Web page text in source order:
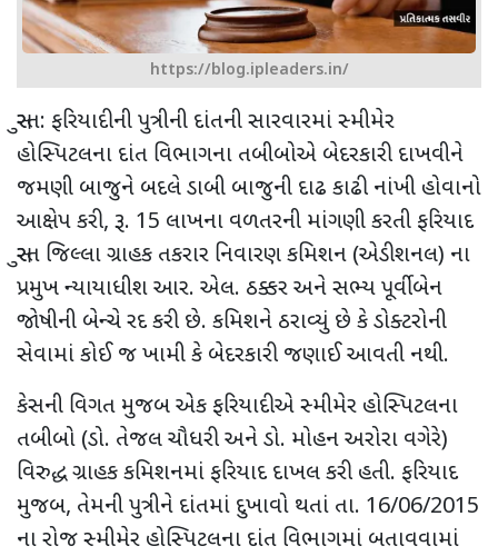
https://blog.ipleaders.in/
​સુરત: ફરિયાદીની પુત્રીની દાંતની સારવારમાં સ્મીમેર
હોસ્પિટલના દાંત વિભાગના તબીબોએ બેદરકારી દાખવીને
જમણી બાજુને બદલે ડાબી બાજુની દાઢ કાઢી નાંખી હોવાનો
આક્ષેપ કરી, રૂ. 15 લાખના વળતરની માંગણી કરતી ફરિયાદ
સુરત જિલ્લા ગ્રાહક તકરાર નિવારણ કમિશન (એડીશનલ) ના
પ્રમુખ ન્યાયાધીશ આર. એલ. ઠક્કર અને સભ્ય પૂર્વીબેન
જોષીની બેન્ચે રદ કરી છે. કમિશને ઠરાવ્યું છે કે ડોક્ટરોની
સેવામાં કોઈ જ ખામી કે બેદરકારી જણાઈ આવતી નથી.
​કેસની વિગત મુજબ એક ફરિયાદીએ સ્મીમેર હોસ્પિટલના
તબીબો (ડો. તેજલ ચૌધરી અને ડો. મોહન અરોરા વગેરે)
વિરુદ્ધ ગ્રાહક કમિશનમાં ફરિયાદ દાખલ કરી હતી. ફરિયાદ
મુજબ, તેમની પુત્રીને દાંતમાં દુખાવો થતાં તા. 16/06/2015
ના રોજ સ્મીમેર હોસ્પિટલના દાંત વિભાગમાં બતાવવામાં